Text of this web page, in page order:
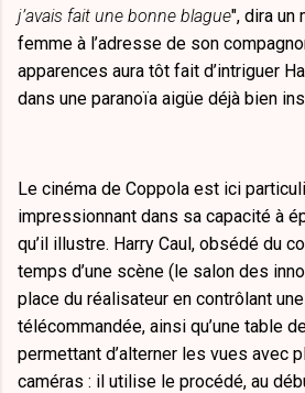
j’avais fait une bonne blague", dira un
femme à l’adresse de son
apparences aura tôt fait d’intriguer
dans une paranoïa aigüe déjà bien
Le cinéma de Coppola est ici
impressionnant dans sa capacité à
qu’il illustre. Harry Caul, obsédé du
temps d’une scène (le salon des
place du réalisateur en contrôlant
télécommandée, ainsi qu’une table
permettant d’alterner les vues avec
caméras : il utilise le procédé, au